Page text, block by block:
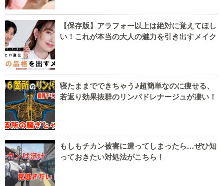
【保存版】アラフォー以上は絶対に覚えてほし
い！これが本当の大人の魅力を引き出すメイク
寝たままでできちゃう♪超簡単なのに痩せる、
若返り効果抜群のリンパドレナージュが凄い！
もしもチカン被害に遭ってしまったら…ぜひ知
っておきたい対処法がこちら！